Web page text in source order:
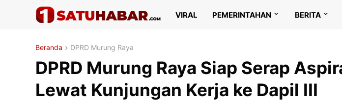
VIRAL PEMERINTAHAN BERITA
Beranda DPRD Murung Raya
DPRD Murung Raya Siap Serap
Lewat Kunjungan Kerja ke Dapil III